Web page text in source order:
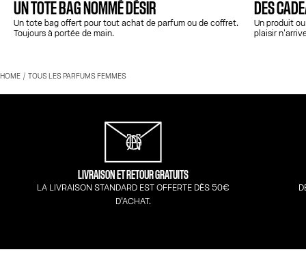
UN TOTE BAG NOMMÉ DÉSIR
Un tote bag offert pour tout achat de parfum ou de coffret.
Toujours à portée de main.
DES
Un produit
plaisir
HOME TOUS LES PARFUMS FEMMES
LIVRAISON ET RETOUR GRATUITS
LA LIVRAISON STANDARD EST OFFERTE DÈS 50€
D’ACHAT.